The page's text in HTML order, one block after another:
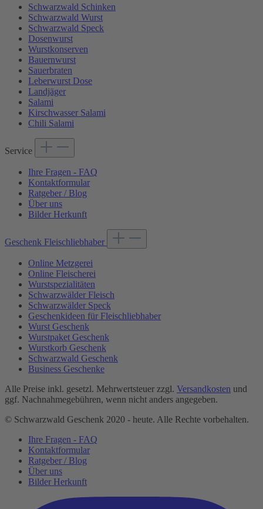
Schwarzwald Schinken
Schwarzwald Wurst
Schwarzwald Speck
Dosenwurst
Wurstkonserven
Bauernwurst
Sauerbraten
Leberwurst Dose
Landjäger
Salami
Kirschwasser Salami
Chili Salami
Service
Ihre Fragen - FAQ
Kontaktformular
Ratgeber / Blog
Über uns
Bilder Herkunft
Geschenk Fleischliebhaber
Online Metzgerei
Online Fleischerei
Wurstspezialitäten
Schwarzwälder Fleisch
Schwarzwälder Speck
Geschenkideen für Fleischliebhaber
Wurst Geschenk
Wurstpaket Geschenk
Wurstkorb Geschenk
Schwarzwald Geschenk
Business Geschenke
Alle Preise inkl. gesetzl. Mehrwertsteuer zzgl. Versandkosten und
ggf. Nachnahmegebühren, wenn nicht anders angegeben.
© Schwarzwald Geschenk 2020 - heute. Alle Rechte vorbehalten.
Ihre Fragen - FAQ
Kontaktformular
Ratgeber / Blog
Über uns
Bilder Herkunft